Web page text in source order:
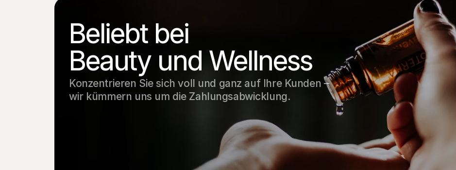
Beliebt bei
Beauty und Wellness
Konzentrieren Sie sich voll und ganz auf Ihre Kunden –
wir kümmern uns um die Zahlungsabwicklung.